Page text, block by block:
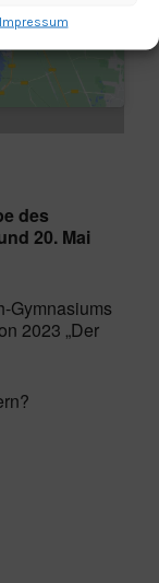
des
20. Mai
Gymnasiums
2023 „Der